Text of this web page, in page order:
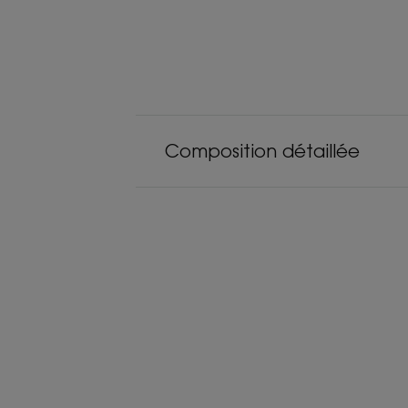
Composition détaillée